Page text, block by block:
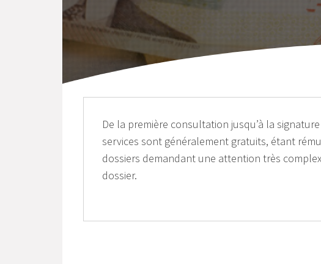
De la première consultation jusqu’à la
services sont généralement gratuits, étant
dossiers demandant une attention très
dossier.